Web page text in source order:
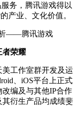
务，腾讯游戏得以
产业、文化价值。
荣耀
工作室群开发及运
、iOS平台上正式
编及与其他IP合作
衍生产品均成绩斐